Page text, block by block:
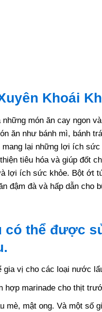
Khoái
những món ăn cay ngon
ăn như bánh mì, bánh
lại những lợi ích
tiêu hóa và giúp đốt
lợi ích sức khỏe. Bột ớt
đậm đà và hấp dẫn cho
có thể được
gia vị cho các loại nước
hợp marinade cho thịt
mè, mật ong. Và một số